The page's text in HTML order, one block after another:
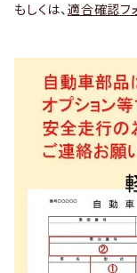
もしくは、 適合確認フ